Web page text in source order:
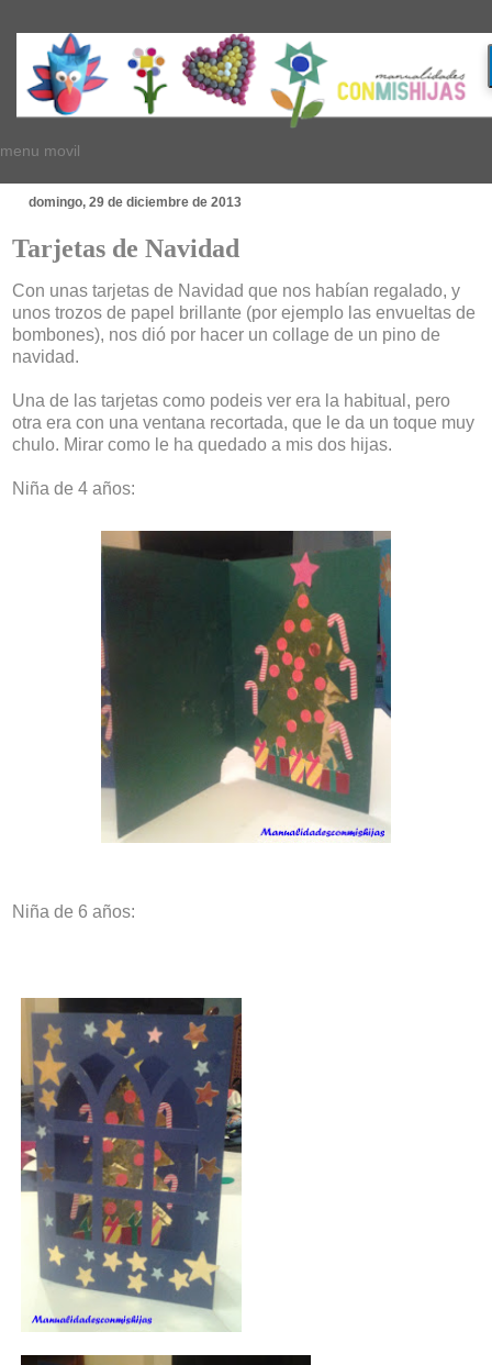
menu movil
domingo, 29 de diciembre de 2013
Tarjetas de Navidad
Con unas tarjetas de Navidad que nos habían regalado, y
unos trozos de papel brillante (por ejemplo las envueltas de
bombones), nos dió por hacer un collage de un pino de
navidad.
Una de las tarjetas como podeis ver era la habitual, pero
otra era con una ventana recortada, que le da un toque muy
chulo. Mirar como le ha quedado a mis dos hijas.
Niña de 4 años:
Niña de 6 años: